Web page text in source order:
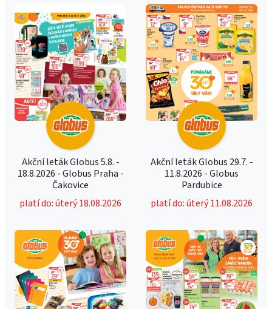
Akční leták Globus 5.8. -
18.8.2026 - Globus Praha -
Čakovice
platí do: úterý 18.08.2026
Akční leták Globus 29.7. -
11.8.2026 - Globus
Pardubice
platí do: úterý 11.08.2026